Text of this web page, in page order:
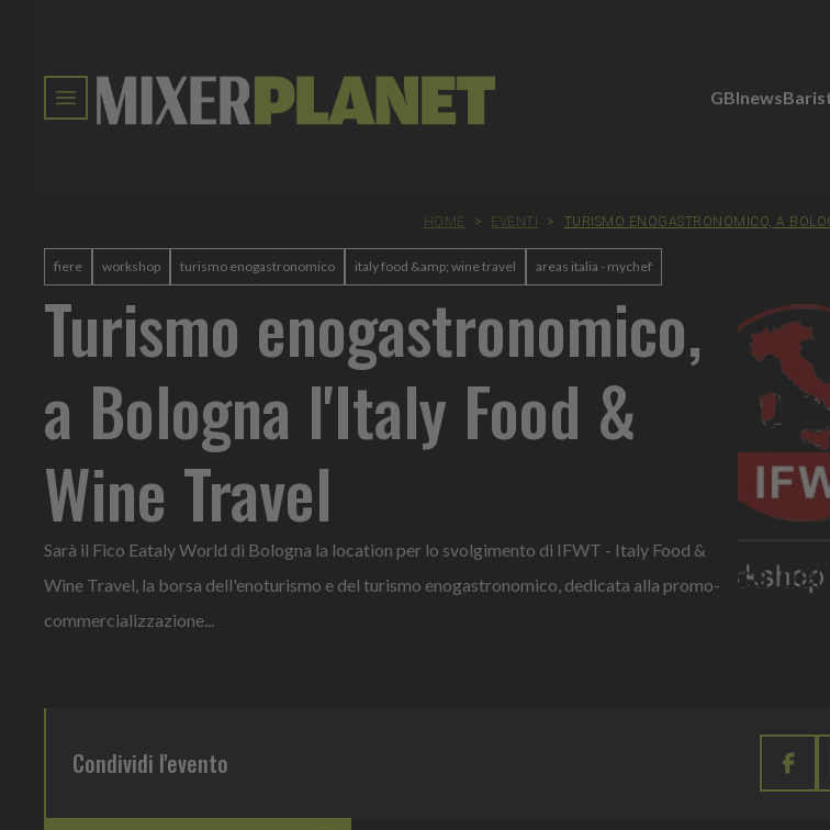
GBInews
HOME > EVENTI > TURISMO ENOGASTRONOMICO, A
fiere workshop turismo enogastronomico italy food &amp; wine travel areas italia - mychef
Turismo enogastronomico,
a Bologna l'Italy Food &
Wine Travel
Sarà il Fico Eataly World di Bologna la location per lo svolgimento di IFWT - Italy Food &
Wine Travel, la borsa dell'enoturismo e del turismo enogastronomico, dedicata alla promo-
commercializzazione...
Condividi l'evento